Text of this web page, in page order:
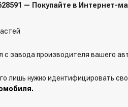
— Покупайте в Интернет-
с завода производителя вашего
лишь нужно идентифицировать